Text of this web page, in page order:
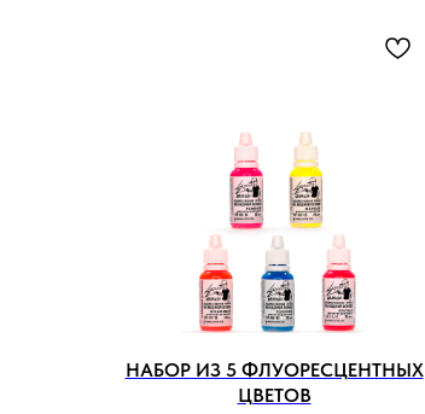
НАБОР ИЗ 5 ФЛУОРЕСЦЕНТНЫХ
ЦВЕТОВ